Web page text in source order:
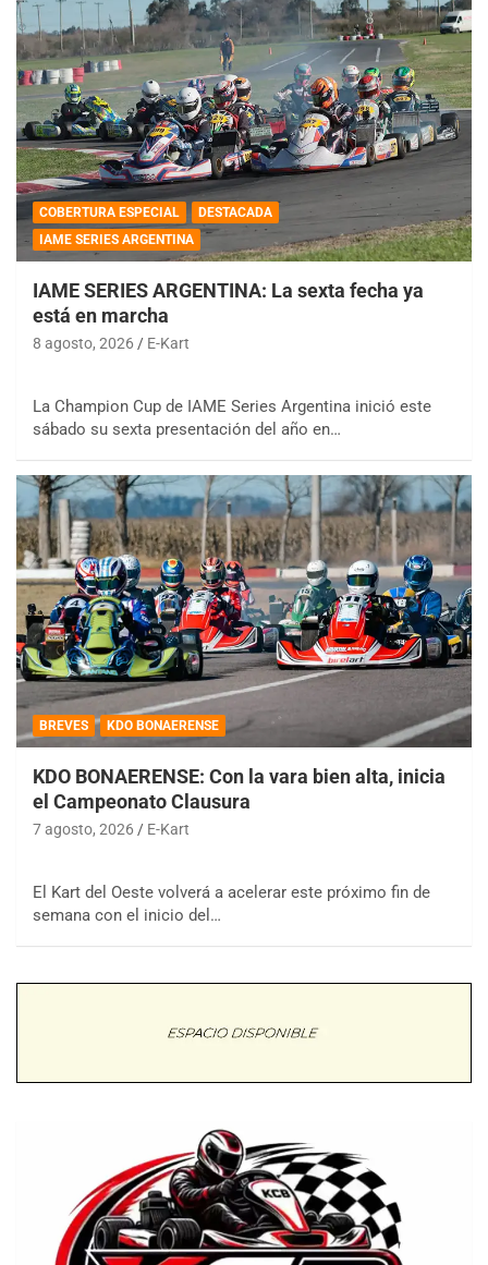
COBERTURA ESPECIAL
DESTACADA
IAME SERIES ARGENTINA
IAME SERIES ARGENTINA: La sexta fecha ya
está en marcha
8 agosto, 2026 E-Kart
La Champion Cup de IAME Series Argentina inició este
sábado su sexta presentación del año en…
BREVES KDO BONAERENSE
KDO BONAERENSE: Con la vara bien alta, inicia
el Campeonato Clausura
7 agosto, 2026 E-Kart
El Kart del Oeste volverá a acelerar este próximo fin de
semana con el inicio del…